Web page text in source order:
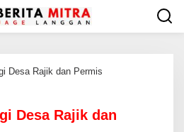
Desa Rajik dan Permis
Desa Rajik dan